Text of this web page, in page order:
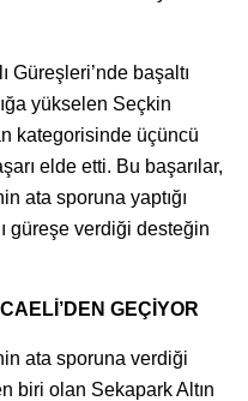
Güreşleri’nde başaltı
yükselen Seçkin
kategorisinde üçüncü
elde etti. Bu başarılar,
ata sporuna yaptığı
güreşe verdiği desteğin
GEÇİYOR
ata sporuna verdiği
biri olan Sekapark Altın